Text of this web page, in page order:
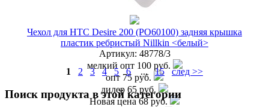
купить в розницу
Чехол для HTC Desire 200 (PO60100) задняя крышка
пластик ребристый Nillkin <белый>
Артикул: 48778/3
мелкий опт 100 руб.
опт 75 руб.
дилер 65 руб.
Новая цена 68 руб.
1 2 3 4 5 6...15 след >>
Поиск продукта в этой категории